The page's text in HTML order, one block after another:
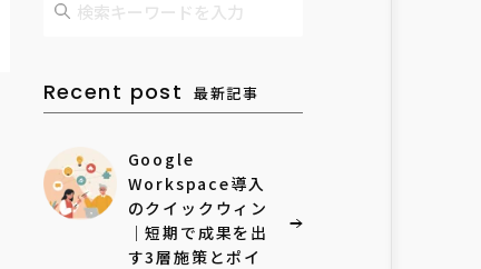
Recent post 最新記事
Google
Workspace導入
のクイックウィン
｜短期で成果を出
す3層施策とポイ